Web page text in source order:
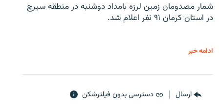
شمار مصدومان زمین لرزه بامداد دوشنبه در منطقه سیرچ
در استان کرمان ۹۱ نفر اعلام شد.
ادامه خبر
ارسال دسترسی بدون فیلترشکن